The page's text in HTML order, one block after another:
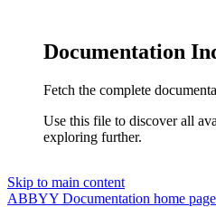
Documentation
Fetch the complete
Use this file to discover all
exploring further.
Skip to main content
ABBYY Documentation home page